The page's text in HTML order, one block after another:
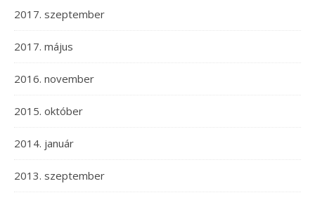
2017. szeptember
2017. május
2016. november
2015. október
2014. január
2013. szeptember